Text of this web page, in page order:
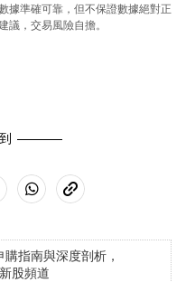
據準確可靠，但不保證數據絕對正
議，交易風險自擔。
指南與深度剖析，
股頻道